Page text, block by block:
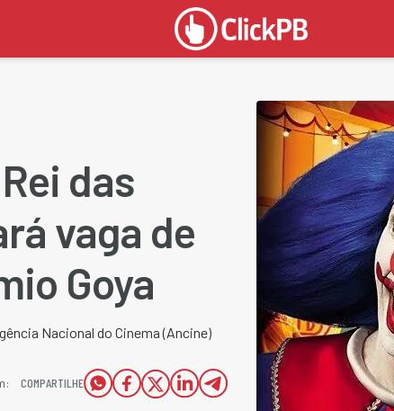
das
vaga de
Goya
Nacional do Cinema (Ancine)
COMPARTILHE